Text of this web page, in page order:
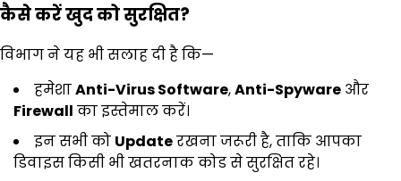
कैसे करें खुद को सुरक्षित?
विभाग ने यह भी सलाह दी है कि—
हमेशाAnti-Virus Software,Anti-Spyware और
Firewall का इस्तेमाल करें।
इन सभी को Updateरखना जरूरी है, ताकि आपका
डिवाइस किसी भी खतरनाक कोड से सुरक्षित रहे।